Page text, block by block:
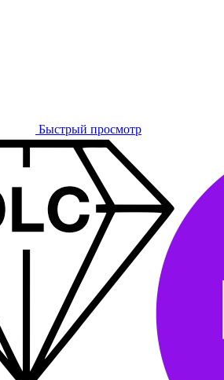
Быстрый просмотр